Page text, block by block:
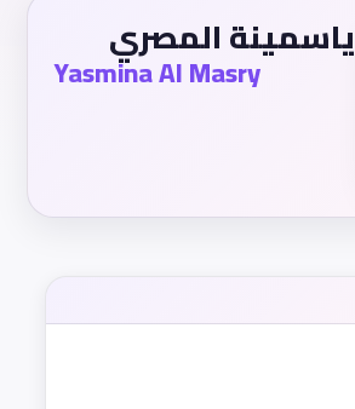
ياسمينة المصري
Yasmina Al Masry